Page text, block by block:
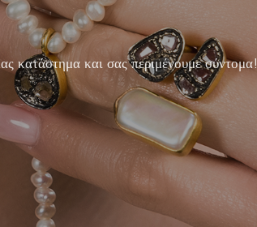
κατάστημα και σας περιμένουμε σύντομα!